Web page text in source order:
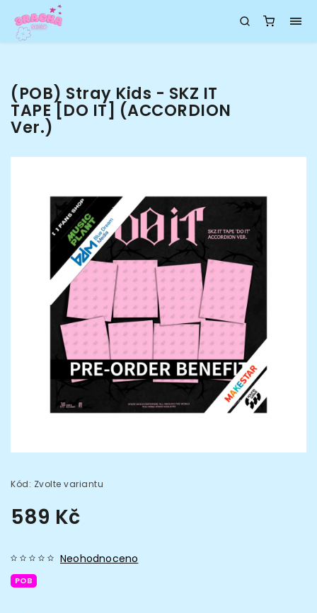
(POB) Stray Kids - SKZ IT
TAPE [DO IT] (ACCORDION
Ver.)
Kód: Zvolte variantu
589 Kč
POB
Neohodnoceno